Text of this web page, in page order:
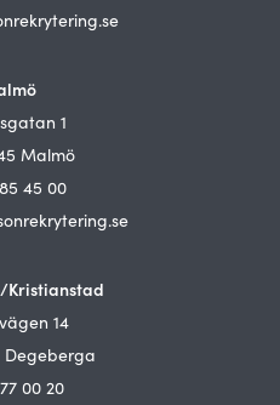
1
Malmö
45 00
14
Degeberga
00 20